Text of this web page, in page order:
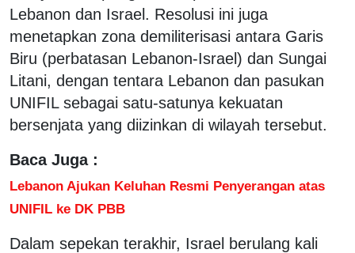
Lebanon dan Israel. Resolusi ini juga
menetapkan zona demiliterisasi antara Garis
Biru (perbatasan Lebanon-Israel) dan Sungai
Litani, dengan tentara Lebanon dan pasukan
UNIFIL sebagai satu-satunya kekuatan
bersenjata yang diizinkan di wilayah tersebut.
Baca Juga :
Lebanon Ajukan Keluhan Resmi Penyerangan atas
UNIFIL ke DK PBB
Dalam sepekan terakhir, Israel berulang kali